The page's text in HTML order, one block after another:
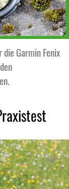
Garmin Fenix